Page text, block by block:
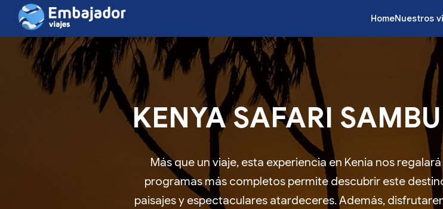
HomeNuestros
KENYA SAFARI
Más que un viaje, esta experiencia en Kenia nos
programas más completos permite descubrir este
paisajes y espectaculares atardeceres. Además,